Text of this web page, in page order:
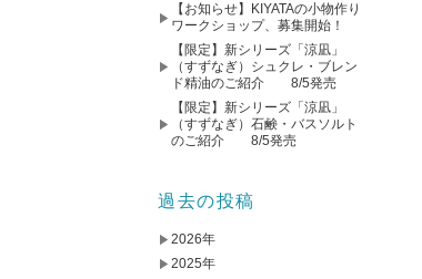
【お知らせ】KIYATAの小物作り
ワークショップ、募集開始！
【限定】新シリーズ「涼凪」
（すずなぎ）シュクレ・ブレン
ド精油のご紹介 8/5発売
【限定】新シリーズ「涼凪」
（すずなぎ）石鹸・バスソルト
のご紹介 8/5発売
過去の投稿
2026年
2025年